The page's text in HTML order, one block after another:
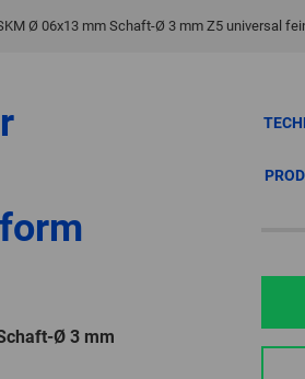
Ø 06x13 mm Schaft-Ø 3 mm Z5 universal
Ø 3 mm